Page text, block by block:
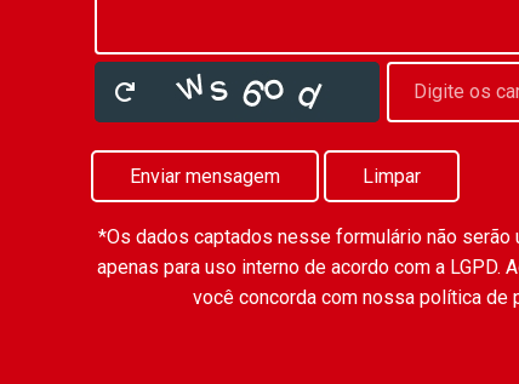
Enviar mensagem Limpar
*Os dados captados nesse formulário não
apenas para uso interno de acordo com a LGPD.
você concorda com nossa política de